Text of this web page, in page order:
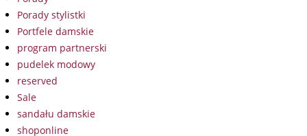
Porady stylistki
Portfele damskie
program partnerski
pudelek modowy
reserved
Sale
sandału damskie
shoponline